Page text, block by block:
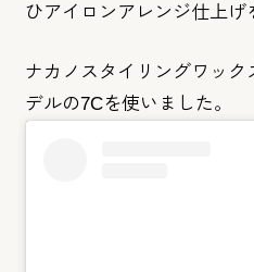
ひアイロンアレ ンジ仕上げ
ナカノスタイリングワッ
デルの7Cを使いました。